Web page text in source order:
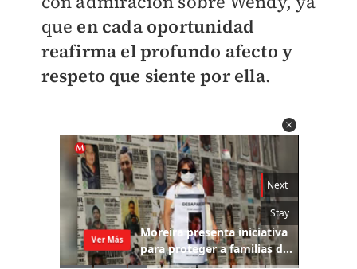
que en cada oportunidad
reafirma el profundo afecto y
respeto que siente por ella.